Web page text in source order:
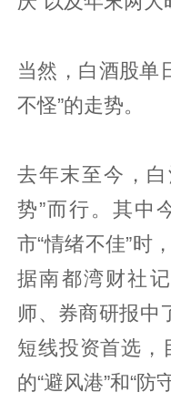
当然，白酒股单
不怪”的走势。
去年末至今，
势”而行。其中
市“情绪不佳”时
据南都湾财社
师、券商研报中
短线投资首选，
的“避风港”和“防